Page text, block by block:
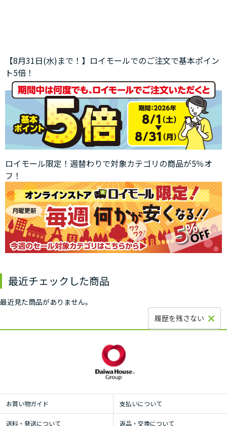
【8月31日(水)まで！】ロイモールでのご注文で基本ポイン
ト5倍！
ロイモール限定！週替わりで対象カテゴリの商品が5％オ
フ！
最近チェックした商品
最近見た商品がありません。
履歴を残さない
お買い物ガイド 支払いについて
送料・発送について 返品・交換について